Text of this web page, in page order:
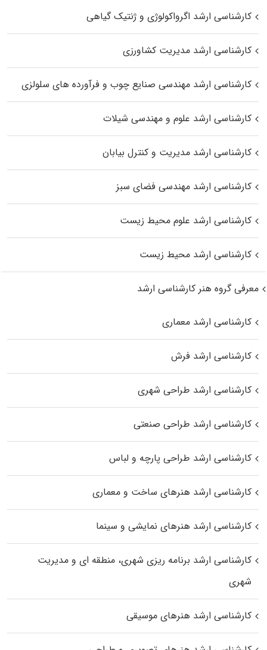
کارشناسی ارشد اگرواکولوژی و ژنتیک گیاهی
کارشناسی ارشد مدیریت کشاورزی
کارشناسی ارشد مهندسی صنایع چوب و فرآورده‌ های سلولزی
کارشناسی ارشد علوم و مهندسی شیلات
کارشناسی ارشد مدیریت و کنترل بیابان
کارشناسی ارشد مهندسی فضای سبز
کارشناسی ارشد علوم محیط‌ زیست
کارشناسی ارشد محیط زیست
معرفی گروه هنر کارشناسی ارشد
کارشناسی ارشد معماری
کارشناسی ارشد فرش
کارشناسی ارشد طراحی شهری
کارشناسی ارشد طراحی صنعتی
کارشناسی ارشد طراحی پارچه و لباس
کارشناسی ارشد هنرهای ساخت و معماری
کارشناسی ارشد هنرهای نمایشی و سینما
کارشناسی ارشد برنامه ریزی شهری، منطقه‌ ای و مدیریت
شهری
کارشناسی ارشد هنرهای موسیقی